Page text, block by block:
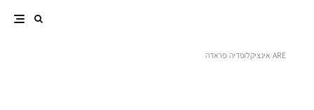
ARE
/אינציקלופדיה/פראדה